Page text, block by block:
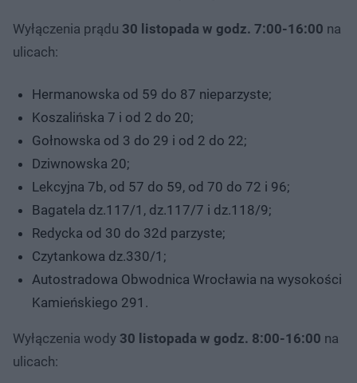
Wyłączenia prądu 30 listopada w godz. 7:00-16:00 na
ulicach:
Hermanowska od 59 do 87 nieparzyste;
Koszalińska 7 i od 2 do 20;
Gołnowska od 3 do 29 i od 2 do 22;
Dziwnowska 20;
Lekcyjna 7b, od 57 do 59, od 70 do 72 i 96;
Bagatela dz.117/1, dz.117/7 i dz.118/9;
Redycka od 30 do 32d parzyste;
Czytankowa dz.330/1;
Autostradowa Obwodnica Wrocławia na wysokości
Kamieńskiego 291.
Wyłączenia wody 30 listopada w godz. 8:00-16:00 na
ulicach: